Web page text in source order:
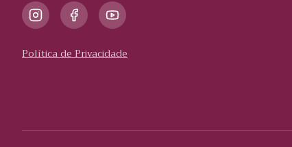
Política de Privacidade